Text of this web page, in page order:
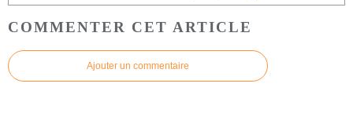
COMMENTER CET ARTICLE
Ajouter un commentaire